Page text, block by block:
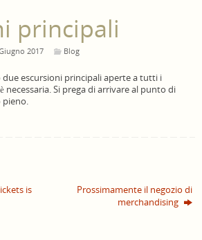
principali
2017 Blog
escursioni principali aperte a tutti i
necessaria. Si prega di arrivare al punto di
pieno.
is
Prossimamente il negozio di
merchandising